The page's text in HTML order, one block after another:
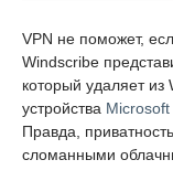
VPN не поможет,
Windscribe
который удаляет
устройства Microsoft
Правда,
сломанными